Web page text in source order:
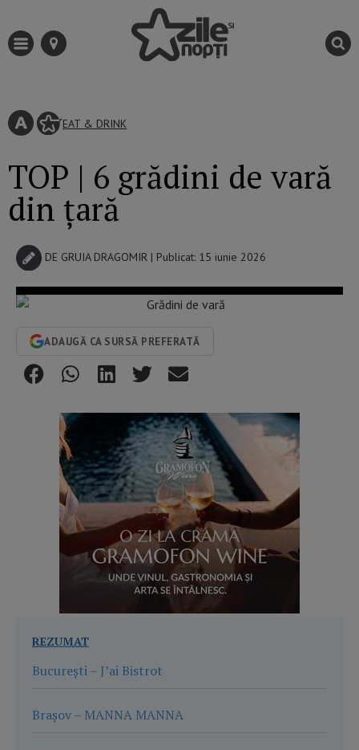
EAT & DRINK
TOP | 6 grădini de vară
din țară
DE GRUIA DRAGOMIR | Publicat: 15 iunie 2026
ADAUGĂ CA SURSĂ PREFERATĂ
REZUMAT
București – J’ai Bistrot
Brașov – MANNA MANNA